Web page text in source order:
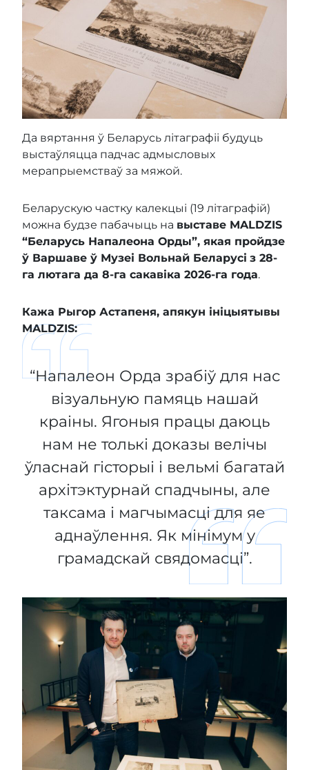
Да вяртання ў Беларусь літаграфіі будуць
выстаўляцца падчас адмысловых
мерапрыемстваў за мяжой.
Беларускую частку калекцыі (19 літаграфій)
можна будзе пабачыць на выставе MALDZIS
“Беларусь Напалеона Орды”, якая пройдзе
ў Варшаве ў Музеі Вольнай Беларусі з 28-
га лютага да 8-га сакавіка 2026-га года.
Кажа Рыгор Астапеня, апякун ініцыятывы
MALDZIS:
“Напалеон Орда зрабіў для нас
візуальную памяць нашай
краіны. Ягоныя працы даюць
нам не толькі доказы велічы
ўласнай гісторыі і вельмі багатай
архітэктурнай спадчыны, але
таксама і магчымасці для яе
аднаўлення. Як мінімум у
грамадскай свядомасці”.